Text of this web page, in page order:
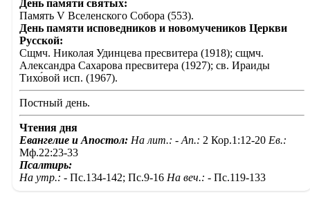
День памяти святых:
Память V Вселенского Собора (553).
День памяти исповедников и новомучеников Церкви
Русской:
Сщмч. Николая Удинцева пресвитера (1918); сщмч.
Александра Сахарова пресвитера (1927); св. Ираиды
Тихо́вой исп. (1967).
Постный день.
Чтения дня
Евангелие и Апостол: На лит.: - Ап.: 2 Кор.1:12-20 Ев.:
Мф.22:23-33
Псалтирь:
На утр.: - Пс.134-142; Пс.9-16 На веч.: - Пс.119-133